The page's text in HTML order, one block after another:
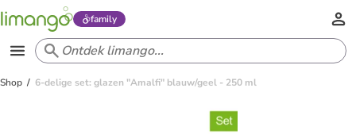
family
Shop 6-delige set: glazen "Amalfi" blauw/geel - 250 ml